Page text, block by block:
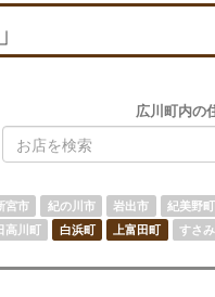
広川町内の
宮市 紀の川市 岩出市 紀美野町
高川町
白浜町 上富田町 すさ